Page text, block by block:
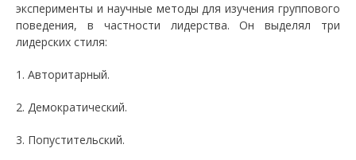
эксперименты и научные методы для изучения группового
поведения, в частности лидерства. Он выделял три
лидерских стиля:
1. Авторитарный.
2. Демократический.
3. Попустительский.